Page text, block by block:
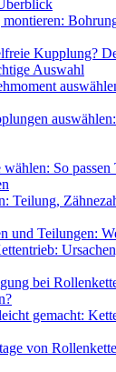
Kupplung?
Auswahl
So
Teilung,
und Teilungen:
bei
gemacht:
von